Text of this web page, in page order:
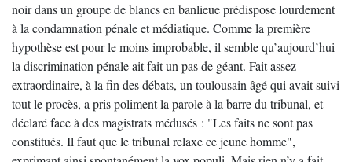
noir dans un groupe de blancs en banlieue prédispose lourdement
à la condamnation pénale et médiatique. Comme la première
hypothèse est pour le moins improbable, il semble qu’aujourd’hui
la discrimination pénale ait fait un pas de géant. Fait assez
extraordinaire, à la fin des débats, un toulousain âgé qui avait suivi
tout le procès, a pris poliment la parole à la barre du tribunal, et
déclaré face à des magistrats médusés : "Les faits ne sont pas
constitués. Il faut que le tribunal relaxe ce jeune homme",